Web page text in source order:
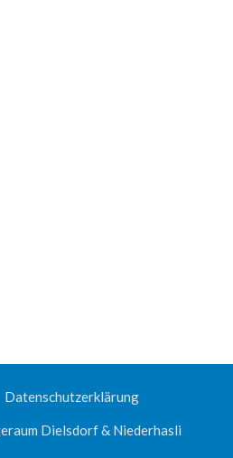
Datenschutzerklärung
Dielsdorf & Niederhasli